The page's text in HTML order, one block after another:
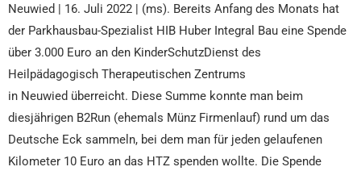
Neuwied | 16. Juli 2022 | (ms). Bereits Anfang des Monats hat
der Parkhausbau-Spezialist HIB Huber Integral Bau eine Spende
über 3.000 Euro an den KinderSchutzDienst des
Heilpädagogisch Therapeutischen Zentrums
in Neuwied überreicht. Diese Summe konnte man beim
diesjährigen B2Run (ehemals Münz Firmenlauf) rund um das
Deutsche Eck sammeln, bei dem man für jeden gelaufenen
Kilometer 10 Euro an das HTZ spenden wollte. Die Spende